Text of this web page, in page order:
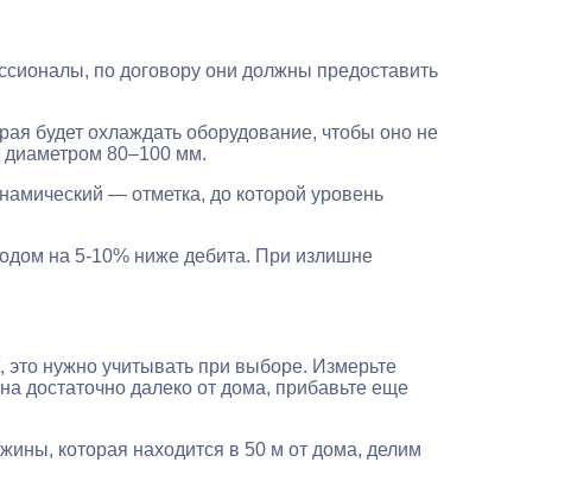
по договору они должны предоставить
будет охлаждать оборудование, чтобы оно не
80–100 мм.
— отметка, до которой уровень
на 5-10% ниже дебита. При излишне
нужно учитывать при выборе. Измерьте
достаточно далеко от дома, прибавьте еще
которая находится в 50 м от дома, делим